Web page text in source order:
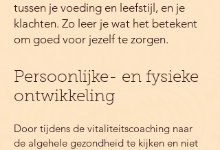
tussen je voeding en leefstijl, en je
klachten. Zo leer je wat het betekent
om goed voor jezelf te zorgen.
Persoonlijke- en fysieke
ontwikkeling
Door tijdens de vitaliteitscoaching naar
de algehele gezondheid te kijken en niet